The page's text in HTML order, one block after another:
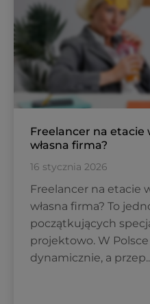
Freelancer na etacie
własna firma?
16 stycznia 2026
Freelancer na etacie
własna firma? To
początkujących
projektowo. W
dynamicznie, a